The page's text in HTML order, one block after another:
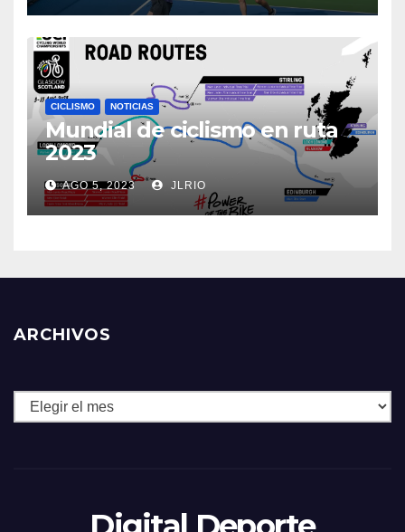
CICLISMO NOTICIAS
Mundial de ciclismo en ruta
2023
AGO 5, 2023 JLRIO
ARCHIVOS
Archivos